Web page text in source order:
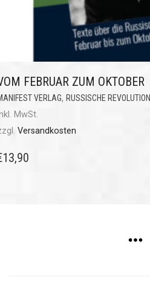
FEBRUAR ZUM OKTOBER
VERLAG, RUSSISCHE REVOLUTION
MwSt.
Versandkosten
13,90